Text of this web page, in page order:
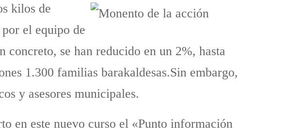
kilos de
el equipo de
concreto, se han reducido en un 2%, hasta
1.300 familias barakaldesas.Sin embargo,
y asesores municipales.
en este nuevo curso el «Punto información